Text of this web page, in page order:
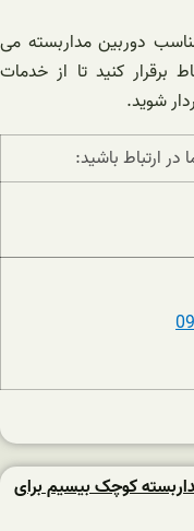
دوربین مداربسته می
برقرار کنید تا از خدمات
شوید.
ارتباط باشيد:
کوچک بیسیم برای